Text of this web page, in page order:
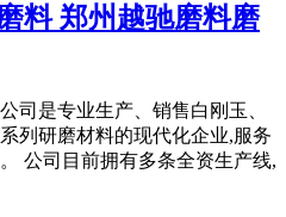
料 郑州越驰磨料磨
司是专业生产、销售白刚玉、
列研磨材料的现代化企业,服务
公司目前拥有多条全资生产线,